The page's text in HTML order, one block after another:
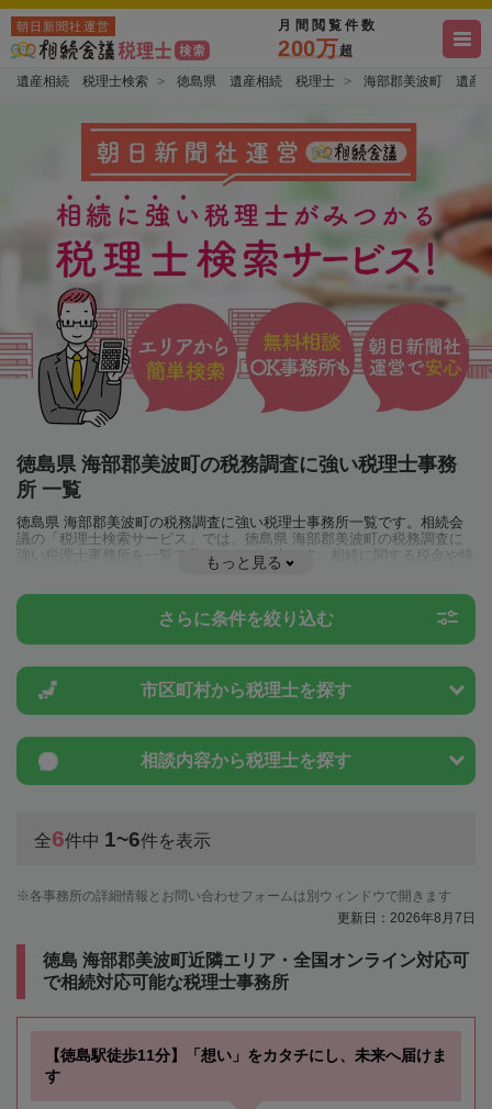
朝日新聞社運営 月間閲覧件数
200万超
遺産相続 税理士検索 徳島県 遺産相続 税理士 海部郡美波町 遺産
徳島県 海部郡美波町の税務調査に強い税理士事務
所 一覧
徳島県 海部郡美波町の税務調査に強い税理士事務所一覧です。相続会
議の「税理士検索サービス」では、徳島県 海部郡美波町の税務調査に
強い税理士事務所を一覧で見ることが出来ます。相続に関する税金や特
例制度のことは一度近隣の税理士に相談してみましょう。
もっと見る
さらに条件を絞り込む
市区町村から税理士を探す
相談内容から税理士を探す
全6件中 1~6件を表示
各事務所の詳細情報とお問い合わせフォームは別ウィンドウで開きます
更新日：2026年8月7日
徳島 海部郡美波町近隣エリア・全国オンライン対応可
で相続対応可能な税理士事務所
【徳島駅徒歩11分】「想い」をカタチにし、未来へ届けま
す